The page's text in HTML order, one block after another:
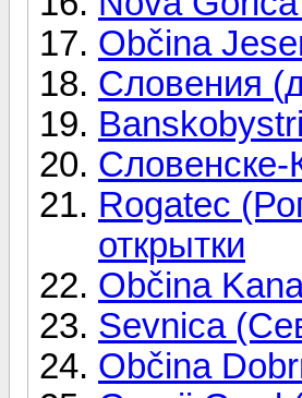
Občina
Словения
Словенске-
Rogatec
открытки
Občina
Sevnica
Občina